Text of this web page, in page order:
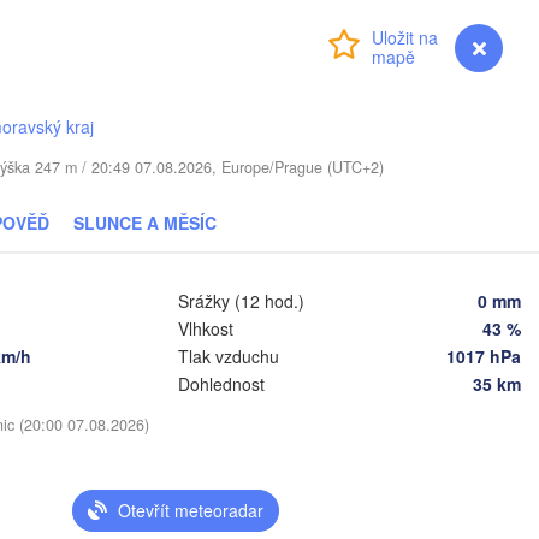
myVentusky Předpověď
kraj
247 m / 20:49 07.08.2026, Europe/Prague (UTC+2)
SLUNCE A MĚSÍC
h
Srážky (12 hod.)
0 mm
Vlhkost
43 %
Tlak vzduchu
1017 hPa
Dohlednost
35 km
(20:00 07.08.2026)
Otevřít meteoradar
(Kyiv)
Гомель
(Homieĺ)
Житомир
(Zhytomyr)
Чернігів
Магілёў
Курск
(Kursk)
V